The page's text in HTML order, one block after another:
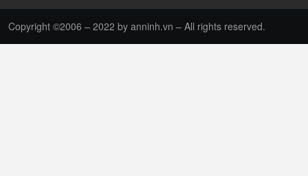
Copyright ©2006 – 2022 by anninh.vn – All rights reserved.